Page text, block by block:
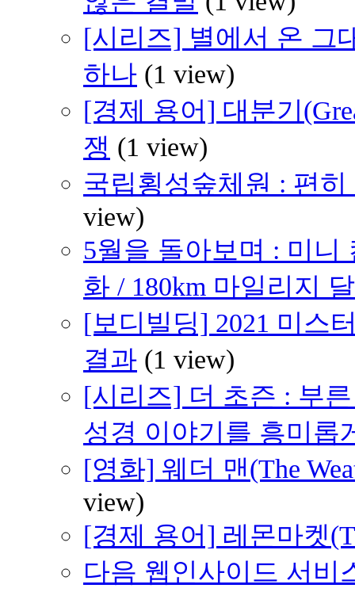
[시리즈] 별에서 온 그
하나 (1 view)
[경제 용어] 대분기
쟁 (1 view)
국립횡성숲체원 : 편
view)
5월을 돌아보며 : 미니
화 / 180km 마일리지
[보디빌딩] 2021 미스
결과 (1 view)
[시리즈] 더 초즌 : 부른
성경 이야기를 흥미롭
[영화] 웨더 맨(The
view)
[경제 용어] 레몬마켓
다음 웹인사이드 서비